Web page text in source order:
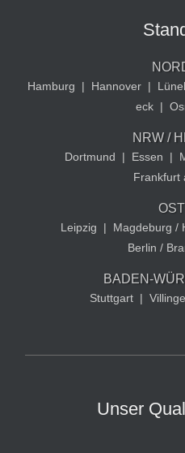
Hamburg | Hannover |
eck |
NRW /
Dortmund | Essen |
Frankfurt
Leipzig | Magdeburg /
Berlin /
BADEN-
Stuttgart |
Unser